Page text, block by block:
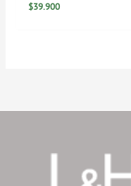
$39.900